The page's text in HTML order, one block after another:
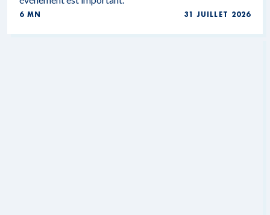
6 MN 31 JUILLET 2026